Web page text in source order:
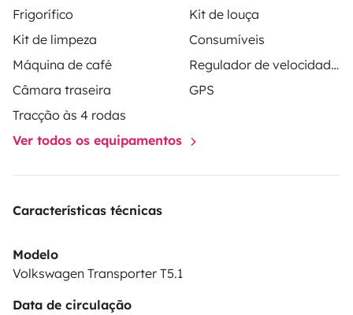
Frigorífico
Kit de louça
Kit de limpeza
Consumíveis
Máquina de café
Regulador de velocidade / Cruise Control
Câmara traseira
GPS
Tracção às 4 rodas
Ver todos os equipamentos
Características técnicas
Modelo
Volkswagen Transporter T5.1
Data de circulação